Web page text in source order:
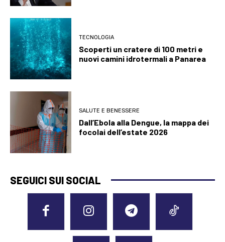
TECNOLOGIA
Scoperti un cratere di 100 metri e
nuovi camini idrotermali a Panarea
SALUTE E BENESSERE
Dall’Ebola alla Dengue, la mappa dei
focolai dell’estate 2026
SEGUICI SUI SOCIAL